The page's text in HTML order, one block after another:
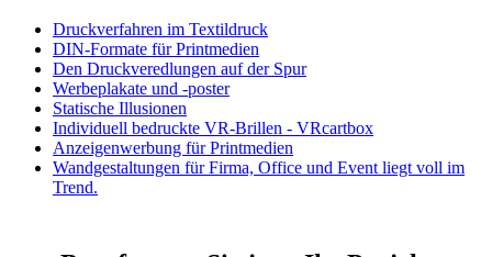
Druckverfahren im Textildruck
DIN-Formate für Printmedien
Den Druckveredlungen auf der Spur
Werbeplakate und -poster
Statische Illusionen
Individuell bedruckte VR-Brillen - VRcartbox
Anzeigenwerbung für Printmedien
Wandgestaltungen für Firma, Office und Event liegt voll im
Trend.